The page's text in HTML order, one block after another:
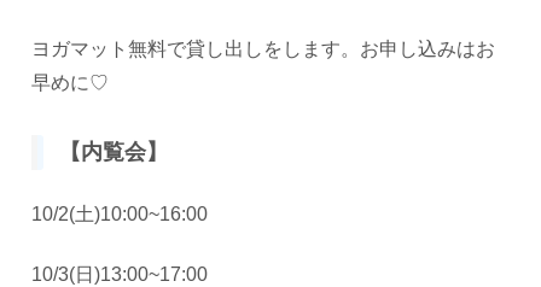
ヨガマット無料で貸し出しをします。お申し込みはお
早めに♡
【内覧会】
10/2(土)10:00~16:00
10/3(日)13:00~17:00